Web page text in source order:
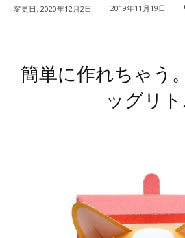
変更日: 2020年12月2日 2019年11月19日
簡単に作れちゃう
ッグリ